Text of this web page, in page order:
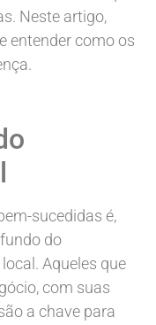
Neste artigo,
entender como os
sucedidas é,
do
Aqueles que
com suas
a chave para